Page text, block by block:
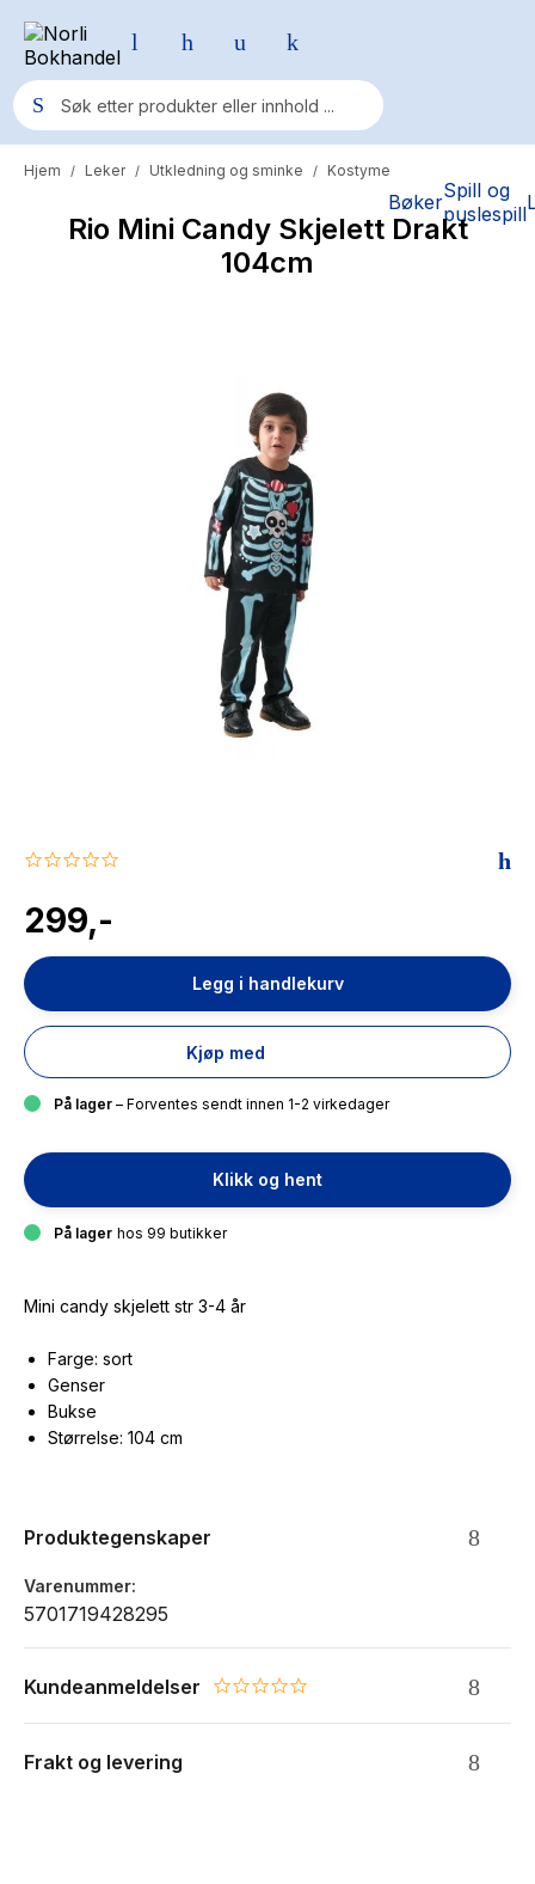
BøkerSpill og
puslespill
Populære søk
Pokemon
Hypopressiv trening
Hjem / Leker / Utkledning og sminke / Kostyme
Rio Mini Candy Skjelett Drakt
104cm
0.0
rating
299,-
Legg i handlekurv
Kjøp med
På lager – Forventes sendt innen 1-2 virkedager
Klikk og hent
På lager hos 99 butikker
Mini candy skjelett str 3-4 år
Farge: sort
Genser
Bukse
Størrelse: 104 cm
Produktegenskaper
Varenummer
5701719428295
Kundeanmeldelser 0.0 star rating
Frakt og levering